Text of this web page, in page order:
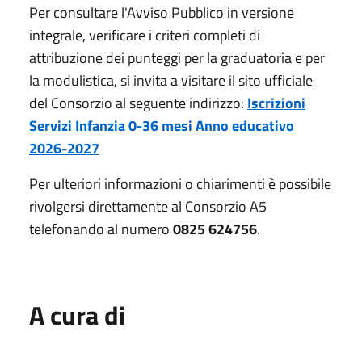
Per consultare l'Avviso Pubblico in versione
integrale, verificare i criteri completi di
attribuzione dei punteggi per la graduatoria e per
la modulistica, si invita a visitare il sito ufficiale
del Consorzio al seguente indirizzo: Iscrizioni
Servizi Infanzia 0-36 mesi Anno educativo
2026-2027
Per ulteriori informazioni o chiarimenti è possibile
rivolgersi direttamente al Consorzio A5
telefonando al numero0825 624756.
A cura di